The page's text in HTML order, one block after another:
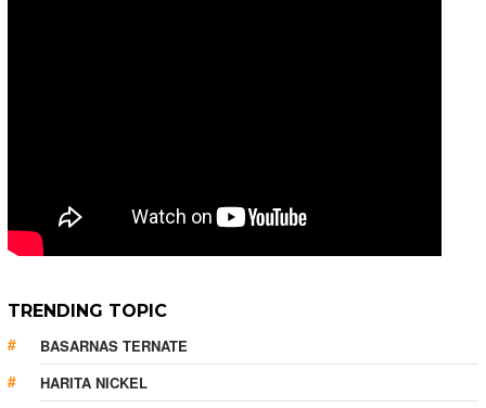
TRENDING TOPIC
BASARNAS TERNATE
HARITA NICKEL